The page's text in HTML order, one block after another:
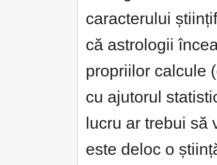
caracterului
că astrologii
propriilor calcule
cu ajutorul
lucru ar trebui să
este deloc o